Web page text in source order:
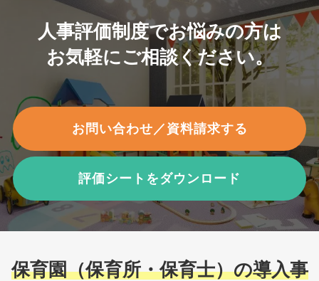
人事評価制度でお悩みの方は
お気軽にご相談ください。
お問い合わせ／資料請求する
評価シートをダウンロード
保育園（保育所・保育士）の導入事